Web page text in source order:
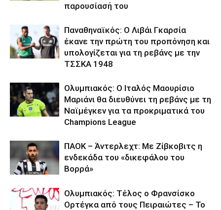
παρουσίασή του
Παναθηναϊκός: Ο Λιβάι Γκαρσία
έκανε την πρώτη του προπόνηση και
υπολογίζεται για τη ρεβάνς με την
ΤΣΣΚΑ 1948
Ολυμπιακός: Ο Ιταλός Μαουρίσιο
Μαριάνι θα διευθύνει τη ρεβάνς με τη
Ναϊμέγκεν για τα προκριματικά του
Champions League
ΠΑΟΚ – Άντερλεχτ: Με Ζίβκοβιτς η
ενδεκάδα του «δικεφάλου του
Βορρά»
Ολυμπιακός: Τέλος ο Φρανσίσκο
Ορτέγκα από τους Πειραιώτες – Το